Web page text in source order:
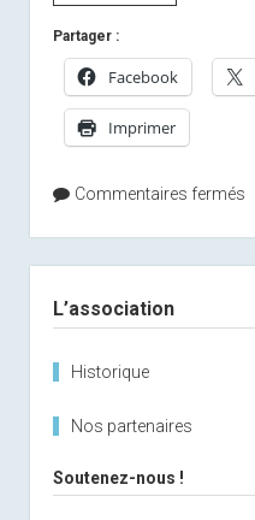
420
pour
la
quatorzième
du
de
la
Pierre
Percée
Bocage
Partager :
Facebook
Imprimer
Commentaires fermés
L’association
Historique
Nos partenaires
Soutenez-nous !